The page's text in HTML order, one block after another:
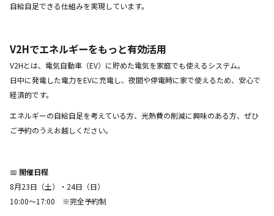
自給自足できる仕組みを実現しています。
V2Hでエネルギーをもっと有効活用
V2Hとは、電気自動車（EV）に貯めた電気を家庭でも使えるシステム。
日中に発電した電力をEVに充電し、夜間や停電時に家で使えるため、安心で
経済的です。
エネルギーの自給自足を考えている方、光熱費の削減に興味のある方、ぜひ
ご予約のうえお越しください。
📅 開催日程
8月23日（土）・24日（日）
10:00～17:00 ※完全予約制